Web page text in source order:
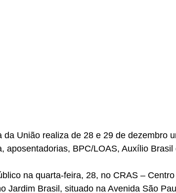
da União realiza de 28 e 29 de dezembro
aposentadorias, BPC/LOAS, Auxílio
na quarta-feira, 28, no CRAS –
Jardim Brasil, situado na Avenida São